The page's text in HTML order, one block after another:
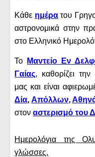
Κάθε ημέρατου
αστρονομικά στην
στο Ελληνικό
Το Μαντείο Εν
Γαίας, καθορίζει την
μας και είναι
Δία, Απόλλων,
στοναστερισμό του
Ημερολόγια της
γλώσσες.